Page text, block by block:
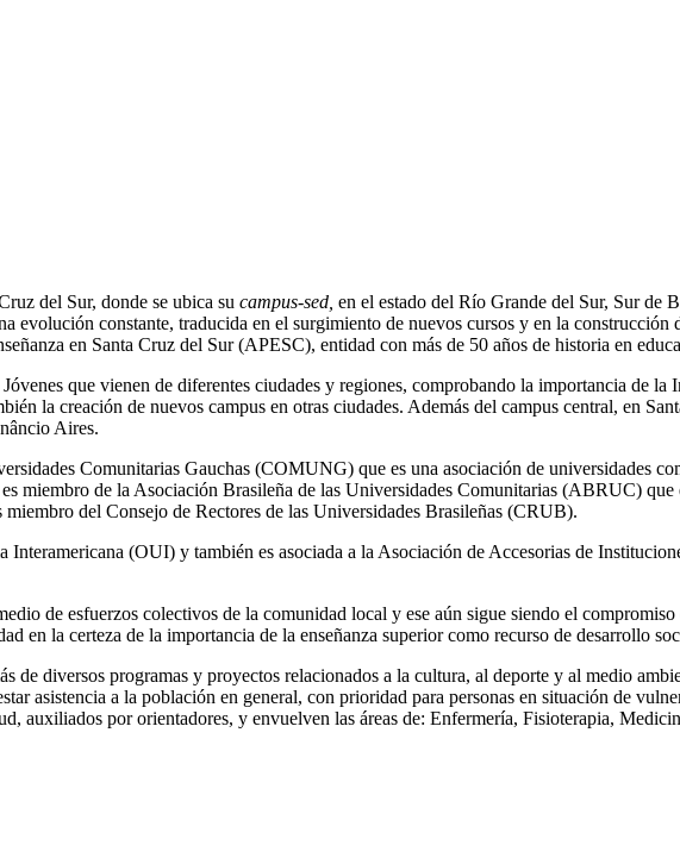
del Sur, donde se ubica su campus-sed, en el estado del Río Grande del Sur, Sur de
evolución constante, traducida en el surgimiento de nuevos cursos y en la construcción
en Santa Cruz del Sur (APESC), entidad con más de 50 años de historia en
que vienen de diferentes ciudades y regiones, comprobando la importancia de la
la creación de nuevos campus en otras ciudades. Además del campus central, en
Aires.
Comunitarias Gauchas (COMUNG) que es una asociación de universidades
miembro de la Asociación Brasileña de las Universidades Comunitarias (ABRUC) que
del Consejo de Rectores de las Universidades Brasileñas (CRUB).
(OUI) y también es asociada a la Asociación de Accesorias de
de esfuerzos colectivos de la comunidad local y ese aún sigue siendo el compromiso
en la certeza de la importancia de la enseñanza superior como recurso de desarrollo
diversos programas y proyectos relacionados a la cultura, al deporte y al medio
asistencia a la población en general, con prioridad para personas en situación de
auxiliados por orientadores, y envuelven las áreas de: Enfermería, Fisioterapia,